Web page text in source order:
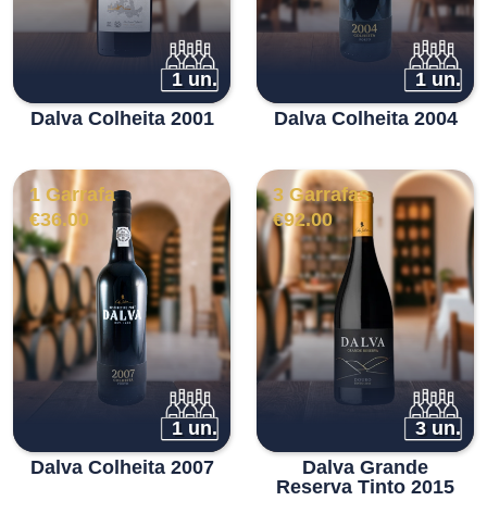
1 un.
Dalva Colheita 2001
1 un.
Dalva Colheita 2004
1 Garrafa
€36.00
1 un.
Dalva Colheita 2007
3 Garrafas
€92.00
3 un.
Dalva Grande
Reserva Tinto 2015